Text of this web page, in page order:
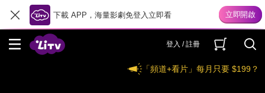
下載 APP，海量影劇免登入立即看
登入 / 註冊
「頻道+看片」每月只要 $199？